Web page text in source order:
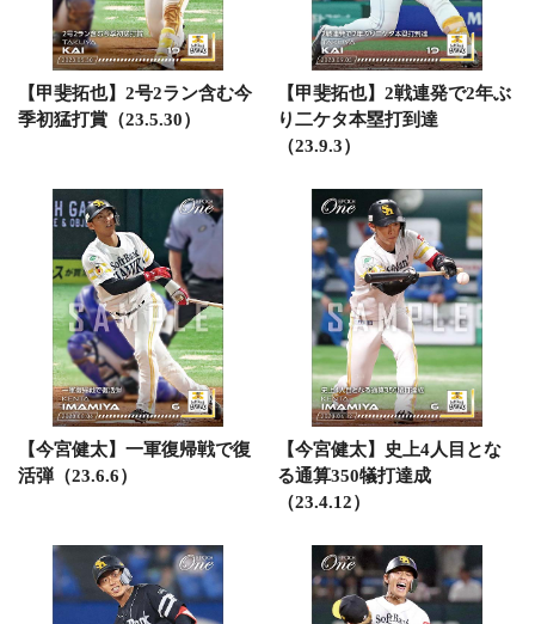
【甲斐拓也】2号2ラン含む今
季初猛打賞（23.5.30）
【甲斐拓也】2戦連発で2年ぶ
り二ケタ本塁打到達
（23.9.3）
【今宮健太】一軍復帰戦で復
活弾（23.6.6）
【今宮健太】史上4人目とな
る通算350犠打達成
（23.4.12）